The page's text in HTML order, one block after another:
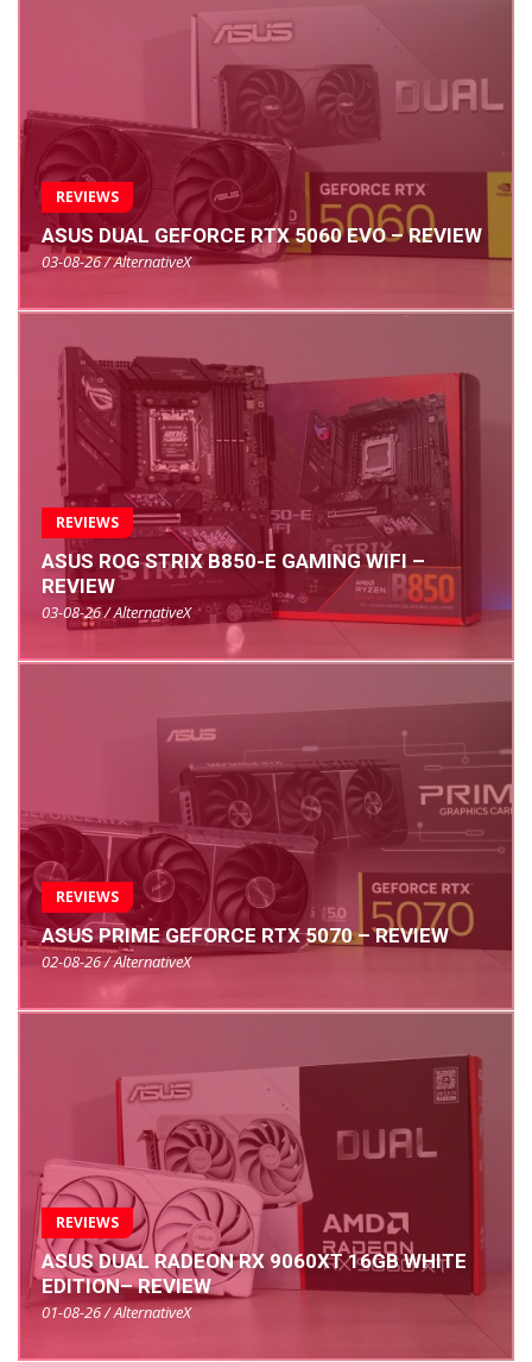
REVIEWS
ASUS DUAL GEFORCE RTX 5060 EVO – REVIEW
03-08-26 / AlternativeX
REVIEWS
ASUS ROG STRIX B850-E GAMING WIFI –
REVIEW
03-08-26 / AlternativeX
REVIEWS
ASUS PRIME GEFORCE RTX 5070 – REVIEW
02-08-26 / AlternativeX
REVIEWS
ASUS DUAL RADEON RX 9060XT 16GB WHITE
EDITION– REVIEW
01-08-26 / AlternativeX